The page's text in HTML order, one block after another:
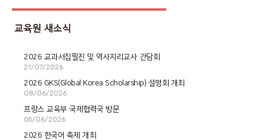
교육원 새소식
2026 교과서집필진 및 역사지리교사 간담회
21/07/2026
2026 GKS(Global Korea Scholarship) 설명회 개최
08/06/2026
프랑스 교육부 국제협력국 방문
05/06/2026
2026 한국어 축제 개최